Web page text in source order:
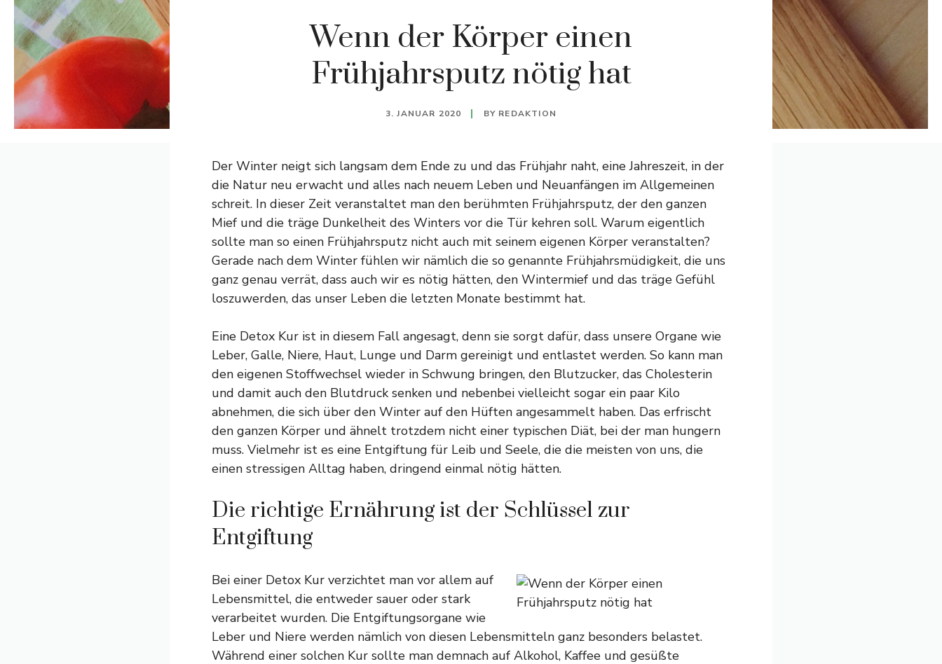
Wenn der Körper einen
Frühjahrsputz nötig hat
3. JANUAR 2020 BY REDAKTION
Der Winter neigt sich langsam dem Ende zu und das Frühjahr naht, eine Jahreszeit, in der
die Natur neu erwacht und alles nach neuem Leben und Neuanfängen im Allgemeinen
schreit. In dieser Zeit veranstaltet man den berühmten Frühjahrsputz, der den ganzen
Mief und die träge Dunkelheit des Winters vor die Tür kehren soll. Warum eigentlich
sollte man so einen Frühjahrsputz nicht auch mit seinem eigenen Körper veranstalten?
Gerade nach dem Winter fühlen wir nämlich die so genannte Frühjahrsmüdigkeit, die uns
ganz genau verrät, dass auch wir es nötig hätten, den Wintermief und das träge Gefühl
loszuwerden, das unser Leben die letzten Monate bestimmt hat.
Eine Detox Kur ist in diesem Fall angesagt, denn sie sorgt dafür, dass unsere Organe wie
Leber, Galle, Niere, Haut, Lunge und Darm gereinigt und entlastet werden. So kann man
den eigenen Stoffwechsel wieder in Schwung bringen, den Blutzucker, das Cholesterin
und damit auch den Blutdruck senken und nebenbei vielleicht sogar ein paar Kilo
abnehmen, die sich über den Winter auf den Hüften angesammelt haben. Das erfrischt
den ganzen Körper und ähnelt trotzdem nicht einer typischen Diät, bei der man hungern
muss. Vielmehr ist es eine Entgiftung für Leib und Seele, die die meisten von uns, die
einen stressigen Alltag haben, dringend einmal nötig hätten.
Die richtige Ernährung ist der Schlüssel zur
Entgiftung
Bei einer Detox Kur verzichtet man vor allem auf
Lebensmittel, die entweder sauer oder stark
verarbeitet wurden. Die Entgiftungsorgane wie
Leber und Niere werden nämlich von diesen Lebensmitteln ganz besonders belastet.
Während einer solchen Kur sollte man demnach auf Alkohol, Kaffee und gesüßte